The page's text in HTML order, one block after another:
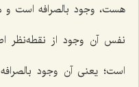
هست، وجود بالصرافه است و
نفس آن وجود از نقطه‌نظر
است؛ یعنی آن وجود